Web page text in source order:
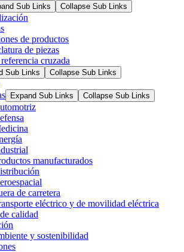
Sub Links Collapse Sub Links
de productos
de piezas
cruzada
Sub Links Collapse Sub Links
Expand Sub Links Collapse Sub Links
manufacturados
de carretera
eléctrico y de movilidad eléctrica
calidad
y sostenibilidad